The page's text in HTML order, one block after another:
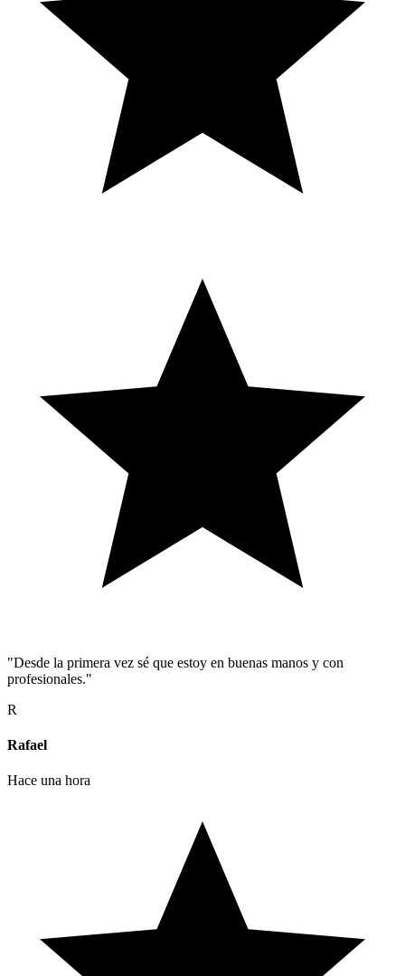
"Desde la primera vez sé que estoy en buenas manos y con
profesionales."
R
Rafael
Hace una hora